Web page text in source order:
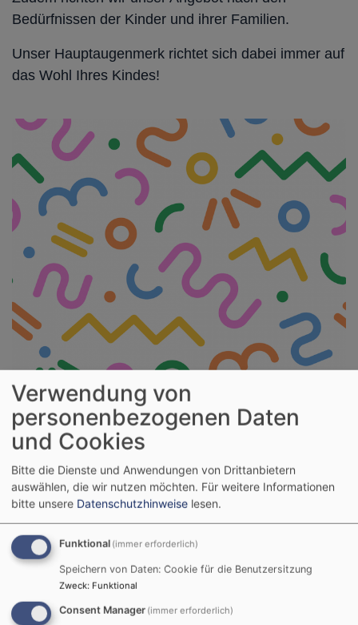
Bedürfnissen der Kinder und ihrer Familien.
Unser Hauptaugenmerk richtet sich dabei immer auf
das Wohl Ihres Kindes!
Bayerisches Kinderbildungs-
und -betreuungsgesetz
(BayKiBiG)
Verwendung von
personenbezogenen Daten
und Cookies
Bitte die Dienste und Anwendungen von Drittanbietern
auswählen, die wir nutzen möchten. Für weitere Informationen
bitte unsere Datenschutzhinweise lesen.
Funktional (immer erforderlich)
Speichern von Daten: Cookie für die Benutzersitzung
Zweck: Funktional
Consent Manager (immer erforderlich)